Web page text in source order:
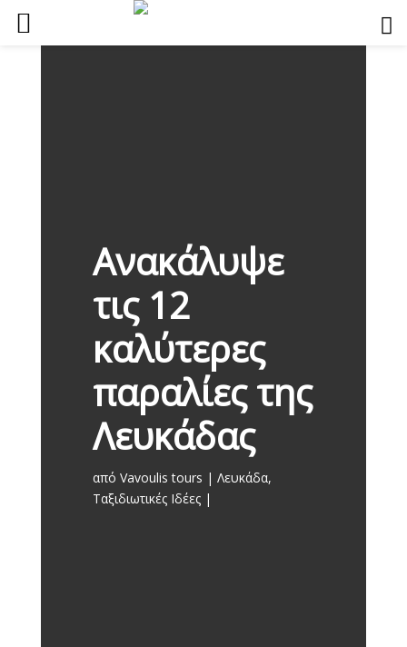
Ανακάλυψε
τις 12
καλύτερες
παραλίες της
Λευκάδας
από Vavoulis tours Λευκάδα,
Ταξιδιωτικές Ιδέες